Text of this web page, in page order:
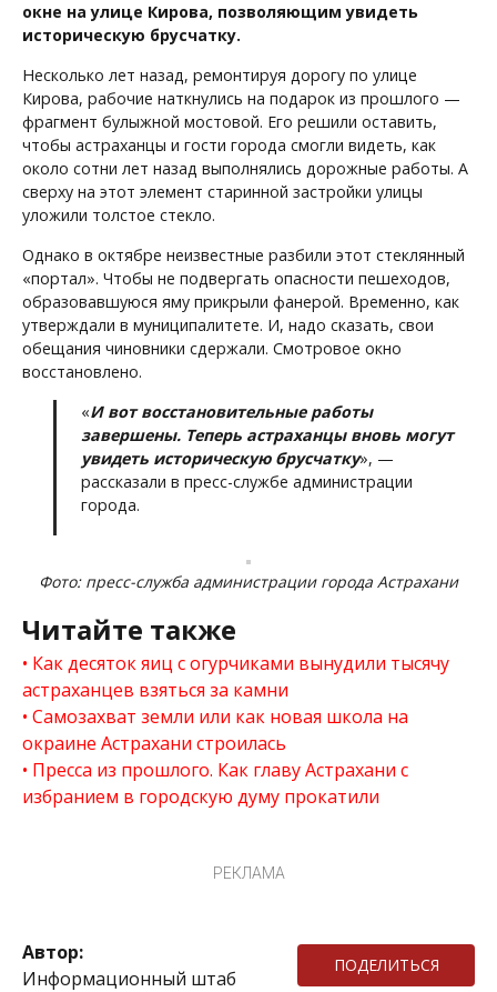
окне на улице Кирова, позволяющим увидеть
историческую брусчатку.
Несколько лет назад, ремонтируя дорогу по улице
Кирова, рабочие наткнулись на подарок из прошлого —
фрагмент булыжной мостовой. Его решили оставить,
чтобы астраханцы и гости города смогли видеть, как
около сотни лет назад выполнялись дорожные работы. А
сверху на этот элемент старинной застройки улицы
уложили толстое стекло.
Однако в октябре неизвестные разбили этот стеклянный
«портал». Чтобы не подвергать опасности пешеходов,
образовавшуюся яму прикрыли фанерой. Временно, как
утверждали в муниципалитете. И, надо сказать, свои
обещания чиновники сдержали. Смотровое окно
восстановлено.
«И вот восстановительные работы
завершены. Теперь астраханцы вновь могут
увидеть историческую брусчатку», —
рассказали в пресс-службе администрации
города.
Фото: пресс-служба администрации города Астрахани
Читайте также
Как десяток яиц с огурчиками вынудили тысячу
астраханцев взяться за камни
Самозахват земли или как новая школа на
окраине Астрахани строилась
Пресса из прошлого. Как главу Астрахани с
избранием в городскую думу прокатили
РЕКЛАМА
Автор:
Информационный штаб
ПОДЕЛИТЬСЯ